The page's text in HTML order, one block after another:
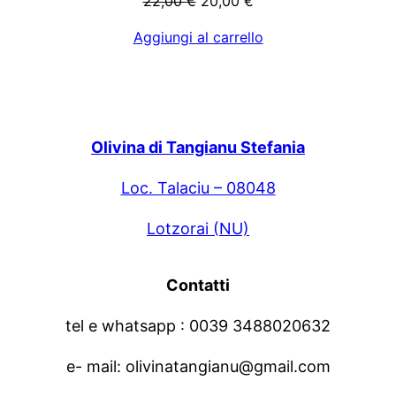
originaleattuale
Aggiungi al carrello
Olivina di Tangianu Stefania
Loc. Talaciu – 08048
Lotzorai (NU)
Contatti
tel e whatsapp : 0039 3488020632
e- mail: olivinatangianu@gmail.com